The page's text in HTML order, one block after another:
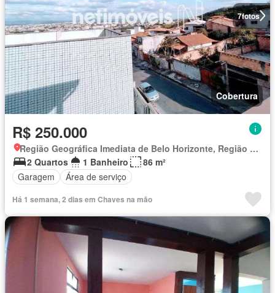
7fotos
Cobertura
R$ 250.000
Região Geográfica Imediata de Belo Horizonte, Região Metropolitana de Belo Horizonte
2 Quartos
1 Banheiro
86 m²
Garagem
Área de serviço
Há 1 semana, 2 dias em Chaves na mão